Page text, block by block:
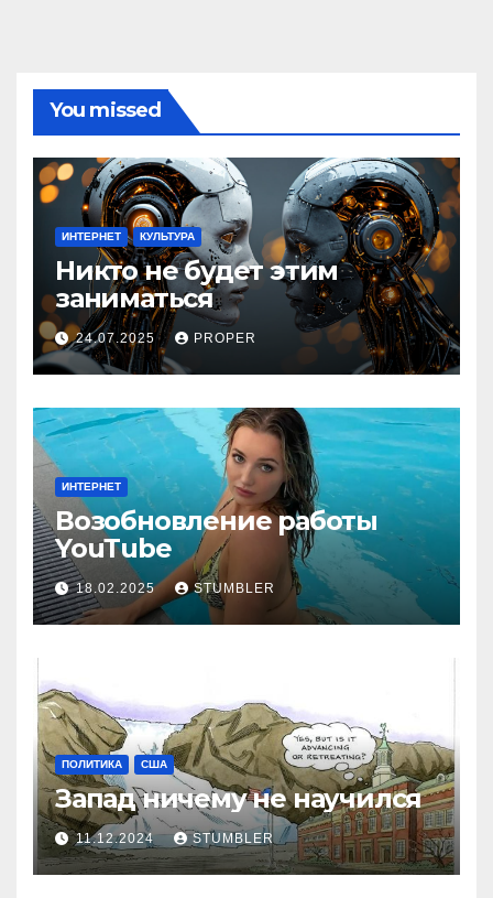
You missed
ИНТЕРНЕТ КУЛЬТУРА
Никто не будет этим
заниматься
24.07.2025 PROPER
ИНТЕРНЕТ
Возобновление работы
YouТube
18.02.2025 STUMBLER
ПОЛИТИКА США
Запад ничему не научился
11.12.2024 STUMBLER